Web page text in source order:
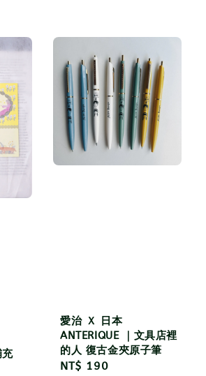
愛治 Ｘ 日本
ANTERIQUE ｜文具店裡
的人 復古金夾原子筆
Regular
NT$ 190